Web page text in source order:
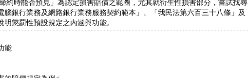
約時能否預見」為認定損害賠償之範圈，尤其就衍生性損害部分，嘗試找尋
銀行業務及網路銀行業務服務契約範本」、「我民法第六百三十八條」及
明懲罰性預設規定之內涵與功能。
能